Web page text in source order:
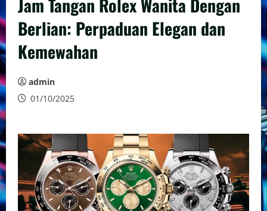
Jam Tangan Rolex Wanita Dengan
Berlian: Perpaduan Elegan dan
Kemewahan
admin
01/10/2025